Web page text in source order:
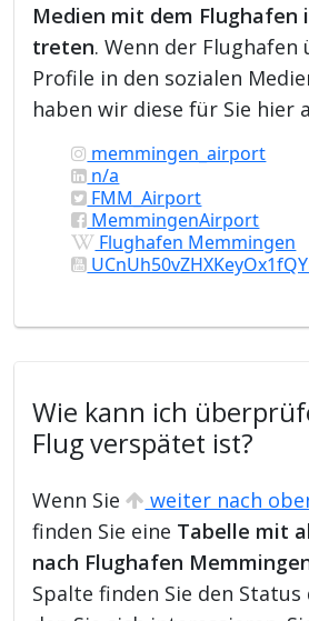
Medien mit dem Flughafen
treten. Wenn der Flughafen
Profile in den sozialen
haben wir diese für Sie hier
memmingen_airport
n/a
FMM_Airport
MemmingenAirport
Flughafen Memmingen
Wie kann ich
Flug verspätet ist?
Wenn Sie weiter nach
finden Sie eine Tabelle mit
nach Flughafen
Spalte finden Sie den